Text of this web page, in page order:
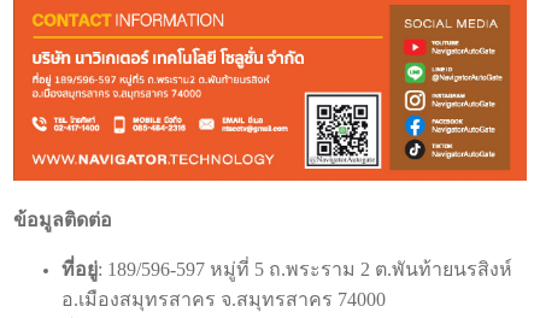
ข้อมูลติดต่อ
ที่อยู่: 189/596-597 หมู่ที่ 5 ถ.พระราม 2 ต.พันท้ายนรสิงห์
อ.เมืองสมุทรสาคร จ.สมุทรสาคร 74000